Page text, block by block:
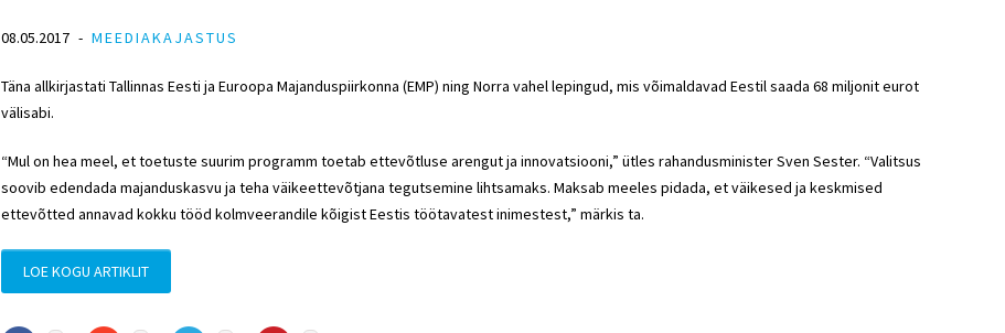
08.05.2017 MEEDIAKAJASTUS
Täna allkirjastati Tallinnas Eesti ja Euroopa Majanduspiirkonna (EMP) ning Norra vahel lepingud, mis võimaldavad Eestil saada 68 miljonit eurot
välisabi.
“Mul on hea meel, et toetuste suurim programm toetab ettevõtluse arengut ja innovatsiooni,” ütles rahandusminister Sven Sester. “Valitsus
soovib edendada majanduskasvu ja teha väikeettevõtjana tegutsemine lihtsamaks. Maksab meeles pidada, et väikesed ja keskmised
ettevõtted annavad kokku tööd kolmveerandile kõigist Eestis töötavatest inimestest,” märkis ta.
LOE KOGU ARTIKLIT